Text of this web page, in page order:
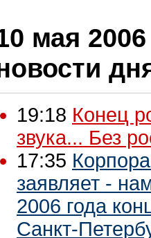
мая
19:18 Конец
звука... Без
17:35
заявляет -
2006 года
Санкт-